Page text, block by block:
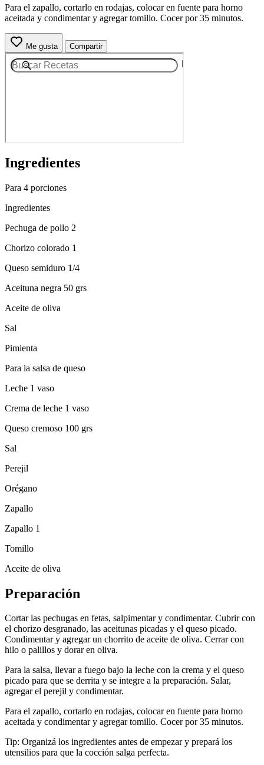
Para el zapallo, cortarlo en rodajas, colocar en fuente para horno
aceitada y condimentar y agregar tomillo. Cocer por 35 minutos.
Me gusta Compartir
Ingredientes
Para 4 porciones
Ingredientes
Pechuga de pollo 2
Chorizo colorado 1
Queso semiduro 1/4
Aceituna negra 50 grs
Aceite de oliva
Sal
Pimienta
Para la salsa de queso
Leche 1 vaso
Crema de leche 1 vaso
Queso cremoso 100 grs
Sal
Perejil
Orégano
Zapallo
Zapallo 1
Tomillo
Aceite de oliva
Preparación
Cortar las pechugas en fetas, salpimentar y condimentar. Cubrir con
el chorizo desgranado, las aceitunas picadas y el queso picado.
Condimentar y agregar un chorrito de aceite de oliva. Cerrar con
hilo o palillos y dorar en oliva.
Para la salsa, llevar a fuego bajo la leche con la crema y el queso
picado para que se derrita y se integre a la preparación. Salar,
agregar el perejil y condimentar.
Para el zapallo, cortarlo en rodajas, colocar en fuente para horno
aceitada y condimentar y agregar tomillo. Cocer por 35 minutos.
Tip: Organizá los ingredientes antes de empezar y prepará los
utensilios para que la cocción salga perfecta.